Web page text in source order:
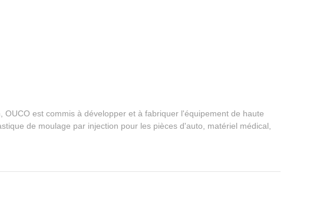
est commis à développer et à fabriquer l'équipement de haute
de moulage par injection pour les pièces d'auto, matériel médical,